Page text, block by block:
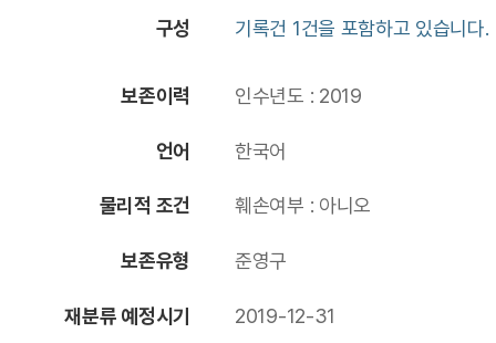
구성 기록건 1건을 포함하고 있습니다.
보존이력 인수년도 : 2019
언어 한국어
물리적 조건 훼손여부 : 아니오
보존유형 준영구
재분류 예정시기 2019-12-31